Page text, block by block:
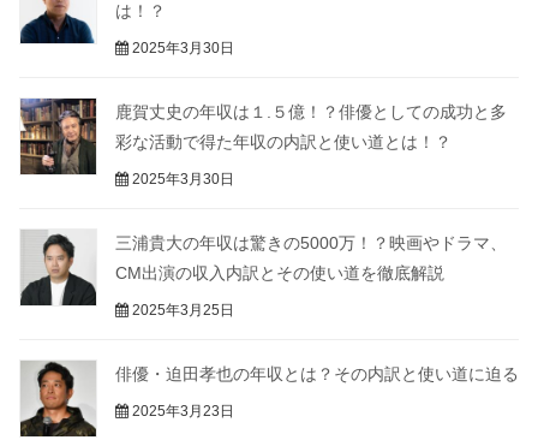
は！？
2025年3月30日
鹿賀丈史の年収は１.５億！？俳優としての成功と多
彩な活動で得た年収の内訳と使い道とは！？
2025年3月30日
三浦貴大の年収は驚きの5000万！？映画やドラマ、
CM出演の収入内訳とその使い道を徹底解説
2025年3月25日
俳優・迫田孝也の年収とは？その内訳と使い道に迫る
2025年3月23日